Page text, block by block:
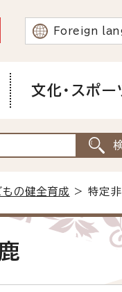
Foreign
文化・スポー
もの健全育成 > 特定